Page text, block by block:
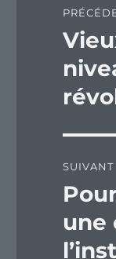
de
SUIVANT
une